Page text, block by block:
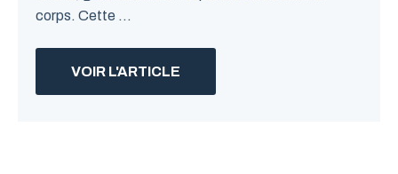
corps. Cette ...
VOIR L'ARTICLE